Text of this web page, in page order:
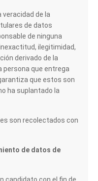
veracidad de la
de datos
de ninguna
ilegitimidad,
derivado de la
persona que entrega
que estos son
ha suplantado la
son recolectados con
de datos de